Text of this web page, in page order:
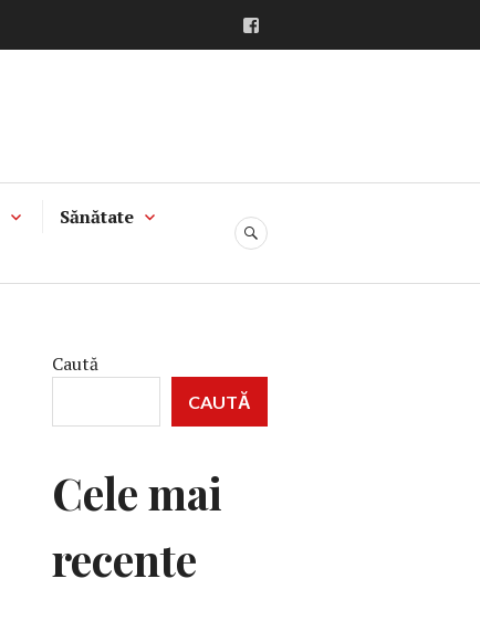
Sănătate
CĂUTARE
Caută
CAUTĂ
Cele mai
recente